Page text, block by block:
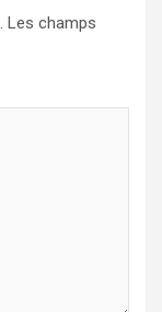
Les champs